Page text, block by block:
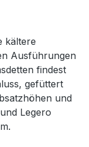
kältere
Ausführungen
findest
gefüttert
und
Legero